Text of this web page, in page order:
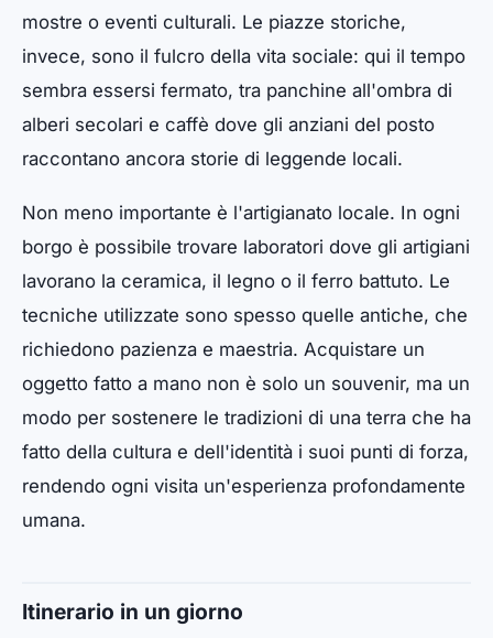
mostre o eventi culturali. Le piazze storiche,
invece, sono il fulcro della vita sociale: qui il tempo
sembra essersi fermato, tra panchine all'ombra di
alberi secolari e caffè dove gli anziani del posto
raccontano ancora storie di leggende locali.
Non meno importante è l'artigianato locale. In ogni
borgo è possibile trovare laboratori dove gli artigiani
lavorano la ceramica, il legno o il ferro battuto. Le
tecniche utilizzate sono spesso quelle antiche, che
richiedono pazienza e maestria. Acquistare un
oggetto fatto a mano non è solo un souvenir, ma un
modo per sostenere le tradizioni di una terra che ha
fatto della cultura e dell'identità i suoi punti di forza,
rendendo ogni visita un'esperienza profondamente
umana.
Itinerario in un giorno